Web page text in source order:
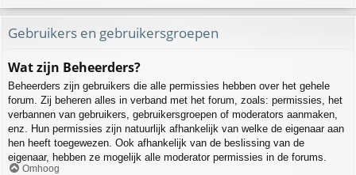
Gebruikers en gebruikersgroepen
Wat zijn Beheerders?
Beheerders zijn gebruikers die alle permissies hebben over het gehele
forum. Zij beheren alles in verband met het forum, zoals: permissies, het
verbannen van gebruikers, gebruikersgroepen of moderators aanmaken,
enz. Hun permissies zijn natuurlijk afhankelijk van welke de eigenaar aan
hen heeft toegewezen. Ook afhankelijk van de beslissing van de
eigenaar, hebben ze mogelijk alle moderator permissies in de forums.
Omhoog